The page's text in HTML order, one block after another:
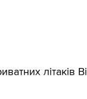
літаків